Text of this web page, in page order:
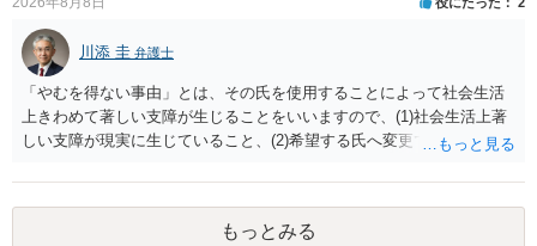
川添 圭 弁護士
「やむを得ない事由」とは、その氏を使用することによって社会生活
上きわめて著しい支障が生じることをいいますので、(1)社会生活上著
しい支障が現実に生じていること、(2)希望する氏へ変更できればその
できるかどうかがポイントです。 記録中に現れた一切の事情が判断対
象ですので、上記(1)と(2)を説明できる資料は全て（ただし理路整然
に）提出することが必要になります。「フラッシュバック」とのこと
もっとみる